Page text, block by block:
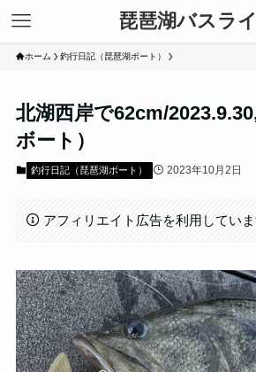
琵琶湖バスラ
ホーム 釣行日記（琵琶湖ボート）
北湖西岸で62cm/
ボート）
釣行日記（琵琶湖ボート） 2023年10月2日
アフィリエイト広告を利用してい